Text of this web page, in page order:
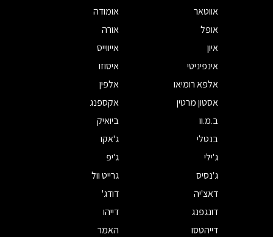
אווטאר
אומודה
אופל
אורה
איון
אייווייס
אינפיניטי
איסוזו
אלפא רומיאו
אלפין
אסטון מרטין
אקספנג
ב.מ.וו
ביואיק
בנטלי
ג'אקו
ג'ילי
ג'יפ
ג'נסיס
גרייט וול
דאצ'יה
דודג'
דונגפנג
דייהו
דייהטסו
האמר